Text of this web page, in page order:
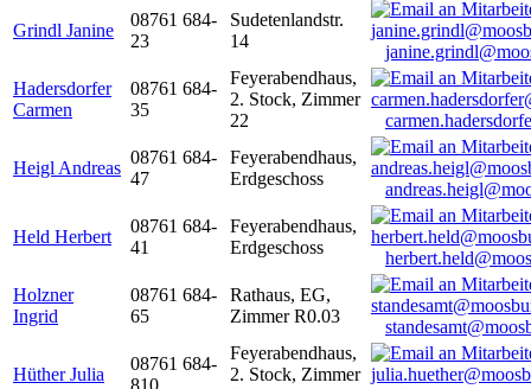
Grindl Janine
08761 684-
23
Sudetenlandstr.
14
Hadersdorfer
Carmen
08761 684-
35
Feyerabendhaus,
2. Stock, Zimmer
22
Heigl Andreas
08761 684-
47
Feyerabendhaus,
Erdgeschoss
Held Herbert
08761 684-
41
Feyerabendhaus,
Erdgeschoss
Holzner
Ingrid
08761 684-
65
Rathaus, EG,
Zimmer R0.03
Hüther Julia
08761 684-
810
Feyerabendhaus,
2. Stock, Zimmer